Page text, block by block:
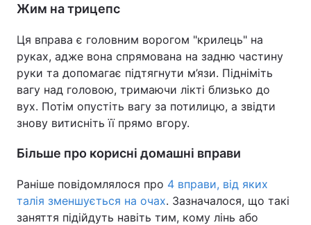
Жим на трицепс
Ця вправа є головним ворогом "крилець" на
руках, адже вона спрямована на задню частину
руки та допомагає підтягнути м’язи. Підніміть
вагу над головою, тримаючи лікті близько до
вух. Потім опустіть вагу за потилицю, а звідти
знову витисніть її прямо вгору.
Більше про корисні домашні вправи
Раніше повідомлялося про 4 вправи, від яких
талія зменшується на очах. Зазначалося, що такі
заняття підійдуть навіть тим, кому лінь або